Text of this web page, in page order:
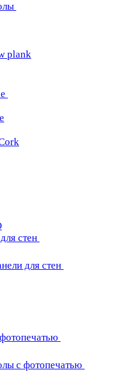
plank
стен
для стен
с фотопечатью